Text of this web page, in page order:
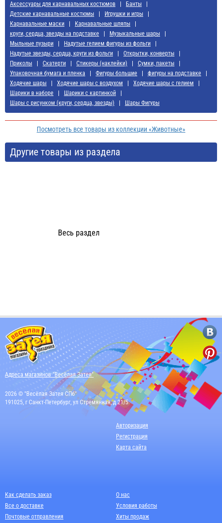
Аксессуары для карнавальных костюмов
Банты
Детские карнавальные костюмы
Игрушки и игры
Карнавальные маски
Карнавальные шляпы
круги, сердца, звезды на подставке
Музыкальные шары
Мыльные пузыри
Надутые гелием фигуры из фольги
Надутые звезды, сердца, круги из фольги
Открытки, конверты
Приколы
Скатерти Стикеры (наклейки)
Сумки, пакеты
Упаковочная бумага и пленка
Фигуры большие
фигуры на подставке
Ходячие шары
Ходячие шары с воздухом
Ходячие шары с гелием
Шарики в наборе
Шарики с картинкой
Шары с рисунком (круги, сердца, звезды)
Шары Фигуры
Посмотреть все товары из коллекции «Животные»
Другие товары из раздела
Весь раздел
Адреса магазинов "Весёлая Затея"
2026 © "Весёлая Затея СПб"
191025, г Санкт-Петербург, ул Стремянная, д 21/5
Авторизация
Регистрация
Карта сайта
Как сделать заказ
Все о доставке
Почтовые отправления
О нас
Условия работы
Хиты продаж